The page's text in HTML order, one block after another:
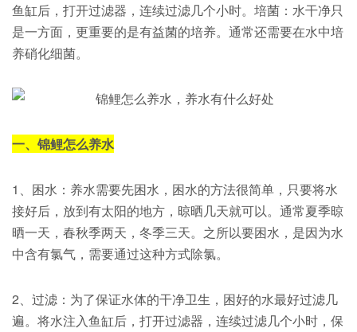
鱼缸后，打开过滤器，连续过滤几个小时。培菌：水干净只
是一方面，更重要的是有益菌的培养。通常还需要在水中培
养硝化细菌。
一、锦鲤怎么养水
1、困水：养水需要先困水，困水的方法很简单，只要将水
接好后，放到有太阳的地方，晾晒几天就可以。通常夏季晾
晒一天，春秋季两天，冬季三天。之所以要困水，是因为水
中含有氯气，需要通过这种方式除氯。
2、过滤：为了保证水体的干净卫生，困好的水最好过滤几
遍。将水注入鱼缸后，打开过滤器，连续过滤几个小时，保